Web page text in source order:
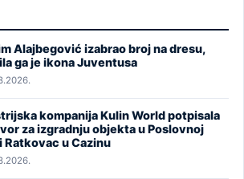
Alajbegović izabrao broj na dresu,
ga je ikona Juventusa
kompanija Kulin World potpisala
za izgradnju objekta u Poslovnoj
Ratkovac u Cazinu